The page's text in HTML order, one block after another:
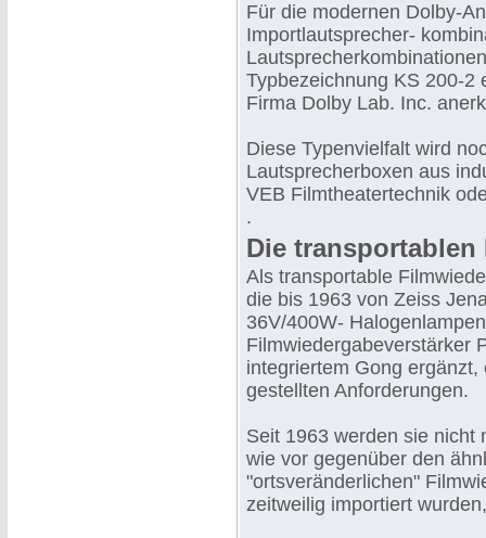
Für die modernen Dolby-
Importlautsprecher-
Typbezeichnung KS 200-2
Firma Dolby Lab. Inc.
Diese Typenvielfalt wird
Lautsprecherboxen aus
VEB Filmtheatertechnik
.
Die
Als transportable
die bis 1963 von Zeiss
36V/400W-
Filmwiedergabeverstärker
integriertem Gong
gestellten Anforderungen.
Seit 1963 werden sie nicht
wie vor gegenüber den
"ortsveränderlichen"
zeitweilig importiert